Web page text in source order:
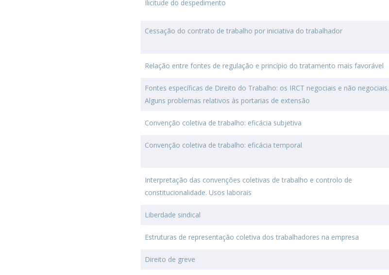
Ilicitude do despedimento
Cessação do contrato de trabalho por iniciativa do trabalhador
Relação entre fontes de regulação e princípio do tratamento mais favorável
Fontes específicas de Direito do Trabalho: os IRCT negociais e não negociais.
Alguns problemas relativos às portarias de extensão
Convenção coletiva de trabalho: eficácia subjetiva
Convenção coletiva de trabalho: eficácia temporal
Interpretação das convenções coletivas de trabalho e controlo de
constitucionalidade. Usos laborais
Liberdade sindical
Estruturas de representação coletiva dos trabalhadores na empresa
Direito de greve